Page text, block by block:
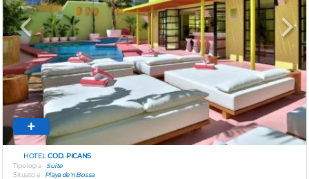
Previous Next
HOTELCOD. PICANS
Tipologia
Suite
Situato a
Playa de'n Bossa